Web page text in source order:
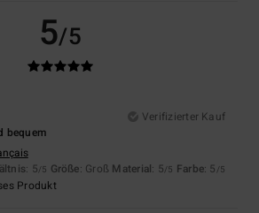
5/5
Verifizierter Kauf
bequem
: 5/5 Größe: Groß Material: 5/5 Farbe: 5 /5
Produkt